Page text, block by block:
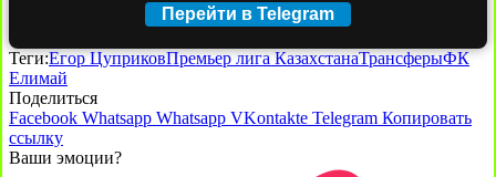
Перейти в Telegram
Теги:Егор ЦуприковПремьер лига КазахстанаТрансферыФК
Елимай
Поделиться
Facebook Whatsapp Whatsapp VKontakte Telegram Копировать
ссылку
Ваши эмоции?